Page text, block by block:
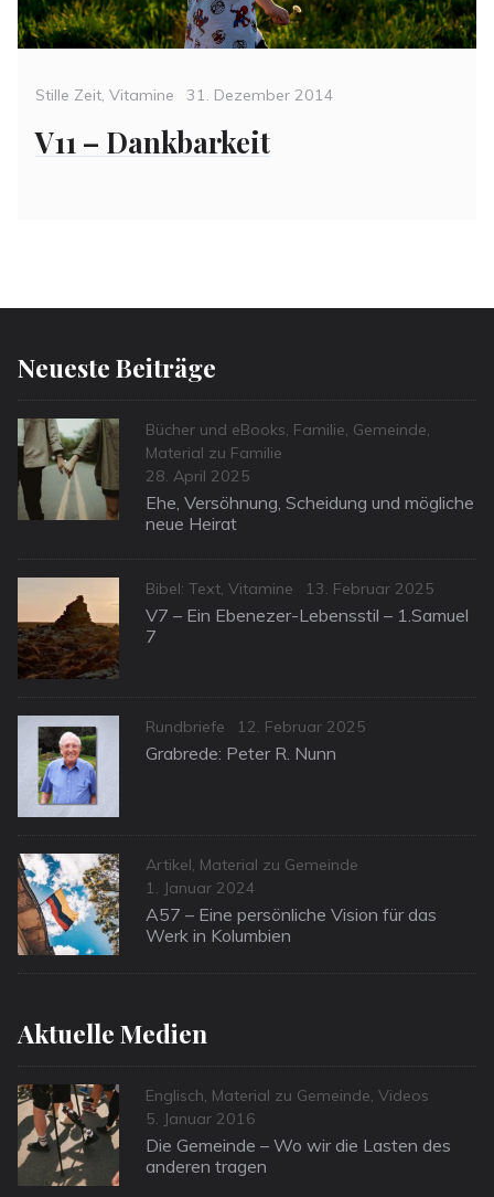
Categories
Stille Zeit, Vitamine
Posted
31. Dezember 2014
V11 – Dankbarkeit
Neueste Beiträge
Categories
Bücher und eBooks, Familie, Gemeinde,
Material zu Familie
Posted
on
28. April 2025
Ehe, Versöhnung, Scheidung und mögliche
neue Heirat
Categories
Bibel: Text, Vitamine
Posted
on
13. Februar 2025
V7 – Ein Ebenezer-Lebensstil – 1.Samuel
7
Categories
Rundbriefe
Posted
on
12. Februar 2025
Grabrede: Peter R. Nunn
Categories
Artikel, Material zu Gemeinde
Posted
on
1. Januar 2024
A57 – Eine persönliche Vision für das
Werk in Kolumbien
Aktuelle Medien
Categories
Englisch, Material zu Gemeinde, Videos
Posted
on
5. Januar 2016
Die Gemeinde – Wo wir die Lasten des
anderen tragen